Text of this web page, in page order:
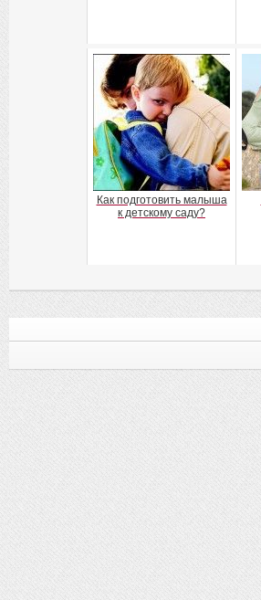
Как подготовить малыша
к детскому саду?